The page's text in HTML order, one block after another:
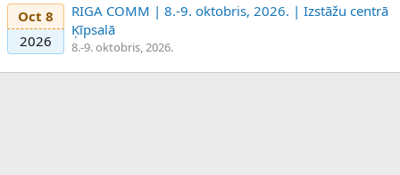
Oct 8
2026
RIGA COMM | 8.-9. oktobris, 2026. | Izstāžu centrā
Ķīpsalā
8.-9. oktobris, 2026.